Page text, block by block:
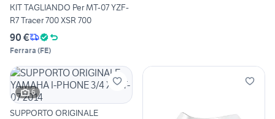
KIT TAGLIANDO Per MT-07 YZF-
R7 Tracer 700 XSR 700
90 €
Ferrara (FE)
6
SUPPORTO ORIGINALE